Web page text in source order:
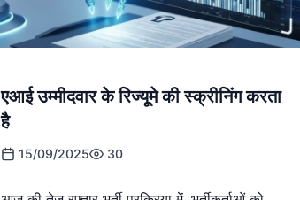
एआई उम्मीदवार के रिज्यूमे की स्क्रीनिंग करता
है
15/09/2025 30